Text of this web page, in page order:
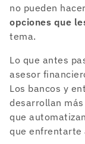
no pueden
opciones que
tema.
Lo que antes
asesor
Los bancos y
desarrollan
que
que enfrentarte